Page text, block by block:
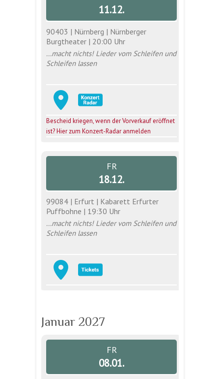
11.12.
90403 | Nürnberg | Nürnberger
Burgtheater | 20:00 Uhr
...macht nichts! Lieder vom Schleifen und
Schleifen lassen
Bescheid kriegen, wenn der Vorverkauf eröffnet
ist? Hier zum Konzert-Radar anmelden
FR
18.12.
99084 | Erfurt | Kabarett Erfurter
Puffbohne | 19:30 Uhr
...macht nichts! Lieder vom Schleifen und
Schleifen lassen
Januar 2027
FR
08.01.